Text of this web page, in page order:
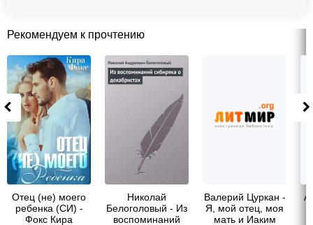
Рекомендуем к прочтению
Отец (не) моего
ребенка (СИ) -
Фокс Кира
Николай
Белоголовый - Из
воспоминаний
Валерий Цуркан -
Я, мой отец, моя
мать и Иаким